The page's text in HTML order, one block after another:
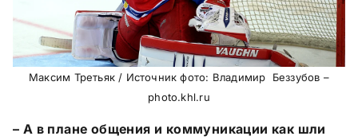
Максим Третьяк / Источник фото: Владимир Беззубов –
photo.khl.ru
– А в плане общения и коммуникации как шли